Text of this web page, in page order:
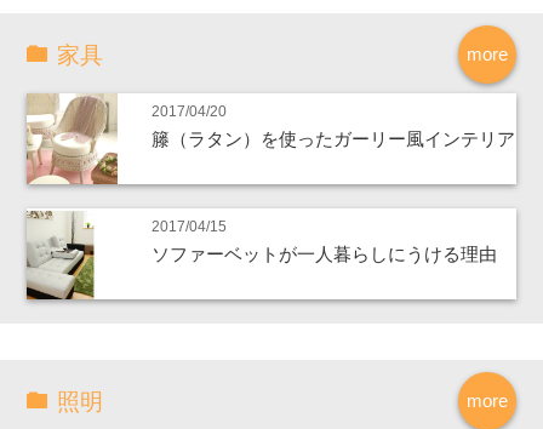
more
家具
2017/04/20
籐（ラタン）を使ったガーリー風インテリア
2017/04/15
ソファーベットが一人暮らしにうける理由
more
照明